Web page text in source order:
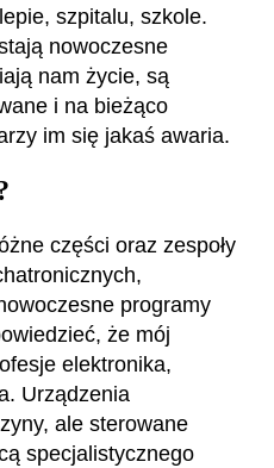
szpitalu, szkole.
nowoczesne
nam życie, są
i na bieżąco
im się jakaś awaria.
części oraz zespoły
programy
że mój
elektronika,
Urządzenia
ale sterowane
specjalistycznego